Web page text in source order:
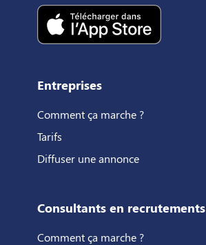
Entreprises
Comment ça marche ?
Tarifs
Diffuser une annonce
Consultants en recrutements
Comment ça marche ?